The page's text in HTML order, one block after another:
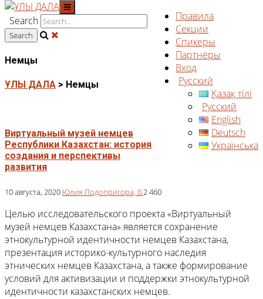
Правила
Секции
Спикеры
Партнёры
Вход
Русский
Қазақ тілі
Русский
English
Deutsch
Українська
Search
Немцы
ҰЛЫ ДАЛА > Немцы
Виртуальный музей немцев
Республики Казахстан: история
создания и перспективы
развития
10 августа, 2020 Юлия Подопригора, 02 460
Целью исследовательского проекта «Виртуальный
музей немцев Казахстана» является сохранение
этнокультурной идентичности немцев Казахстана,
презентация историко-культурного наследия
этнических немцев Казахстана, а также формирование
условий для активизации и поддержки этнокультурной
идентичности казахстанских немцев.